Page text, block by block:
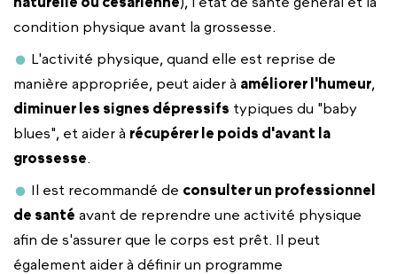
condition physique avant la grossesse.
L'activité physique, quand elle est reprise de
manière appropriée, peut aider à améliorer l'humeur,
diminuer les signes dépressifs typiques du "baby
blues", et aider à récupérer le poids d'avant la
grossesse.
Il est recommandé de consulter un professionnel
de santé avant de reprendre une activité physique
afin de s'assurer que le corps est prêt. Il peut
également aider à définir un programme